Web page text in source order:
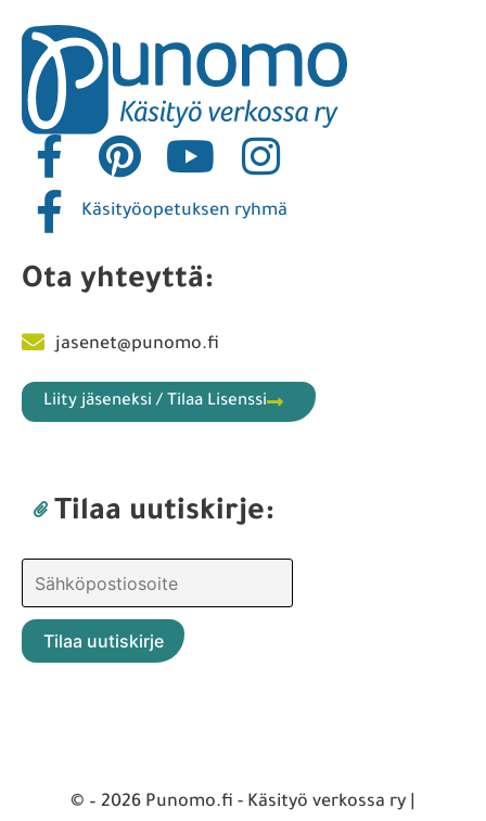
Käsityöopetuksen ryhmä
Ota yhteyttä:
jasenet@punomo.fi
Liity jäseneksi / Tilaa Lisenssi
Tilaa uutiskirje:
© – 2026 Punomo.fi - Käsityö verkossa ry |